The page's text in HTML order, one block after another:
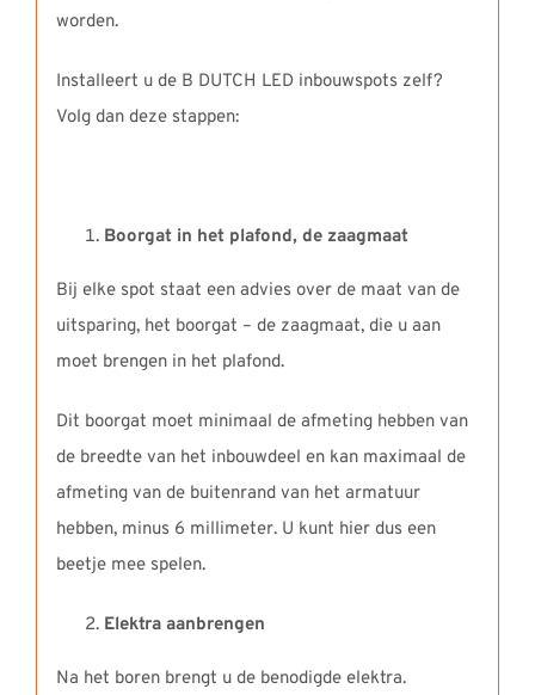
worden.
Installeert u de B DUTCH LED inbouwspots zelf?
Volg dan deze stappen:
Boorgat in het plafond, de zaagmaat
Bij elke spot staat een advies over de maat van de
uitsparing, het boorgat – de zaagmaat, die u aan
moet brengen in het plafond.
Dit boorgat moet minimaal de afmeting hebben van
de breedte van het inbouwdeel en kan maximaal de
afmeting van de buitenrand van het armatuur
hebben, minus 6 millimeter. U kunt hier dus een
beetje mee spelen.
Elektra aanbrengen
Na het boren brengt u de benodigde elektra.